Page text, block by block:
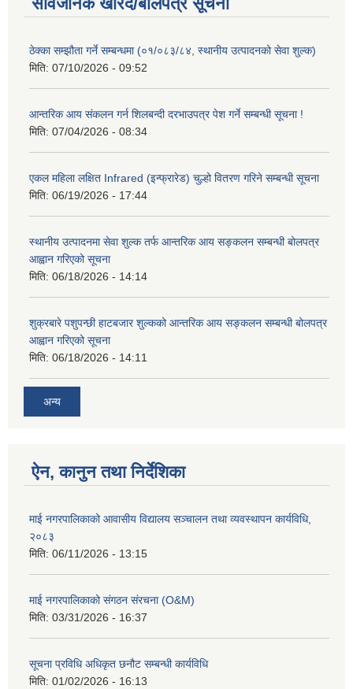
ठेक्का सम्झौता गर्ने सम्बन्धमा (०१/०८३/८४, स्थानीय उत्पादनको सेवा शुल्क)
मिति: 07/10/2026 - 09:52
आन्तरिक आय संकलन गर्न शिलबन्दी दरभाउपत्र पेश गर्ने सम्बन्धी सूचना !
मिति: 07/04/2026 - 08:34
एकल महिला लक्षित Infrared (इन्फ्रारेड) चुल्हो वितरण गरिने सम्बन्धी सूचना
मिति: 06/19/2026 - 17:44
स्थानीय उत्पादनमा सेवा शुल्क तर्फ आन्तरिक आय सङ्कलन सम्बन्धी बोलपत्र
आह्वान गरिएको सूचना
मिति: 06/18/2026 - 14:14
शुक्रबारे पशुपन्छी हाटबजार शुल्कको आन्तरिक आय सङ्कलन सम्बन्धी बोलपत्र
आह्वान गरिएको सूचना
मिति: 06/18/2026 - 14:11
अन्य
ऐन, कानुन तथा निर्देशिका
माई नगरपालिकाको आवासीय विद्यालय सञ्चालन तथा व्यवस्थापन कार्यविधि,
२०८३
मिति: 06/11/2026 - 13:15
माई नगरपालिकाको संगठन संरचना (O&M)
मिति: 03/31/2026 - 16:37
सूचना प्रविधि अधिकृत छनौट सम्बन्धी कार्यविधि
मिति: 01/02/2026 - 16:13